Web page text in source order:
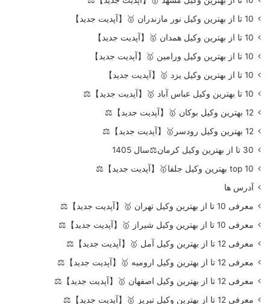
10 تا از بهترین وکیل نور مازندران 🥇【آپدیت جدید】
10 تا از بهترین وکیل همدان 🥇【آپدیت جدید】
10 تا از بهترین وکیل ورامین 🥇【آپدیت جدید】
10 تا از بهترین وکیل یزد 🥇【آپدیت جدید】
10 تا بهترین وکیل عباس آباد 🥇【آپدیت جدید】⚖️
12 بهترین وکیل بوکان 🥇【آپدیت جدید】⚖️
12 بهترین وکیل رودسر🥇【آپدیت جدید】⚖️
30 تا از بهترین وکیل کرمان⚖️سال 1405
top 10 بهترین وکیل جلفا🥇【آپدیت جدید】⚖️
آدرس ها
معرفی 10 تا از بهترین وکیل تهران 🥇【آپدیت جدید】⚖️
معرفی 10 تا از بهترین وکیل شیراز 🥇【آپدیت جدید】⚖️
معرفی 12 تا از بهترین وکیل آمل 🥇【آپدیت جدید】⚖️
معرفی 12 تا از بهترین وکیل ارومیه 🥇【آپدیت جدید】⚖️
معرفی 12 تا از بهترین وکیل اصفهان 🥇【آپدیت جدید】⚖️
معرفی 12 تا از بهترین وکیل تبریز 🥇【آپدیت جدید】⚖️